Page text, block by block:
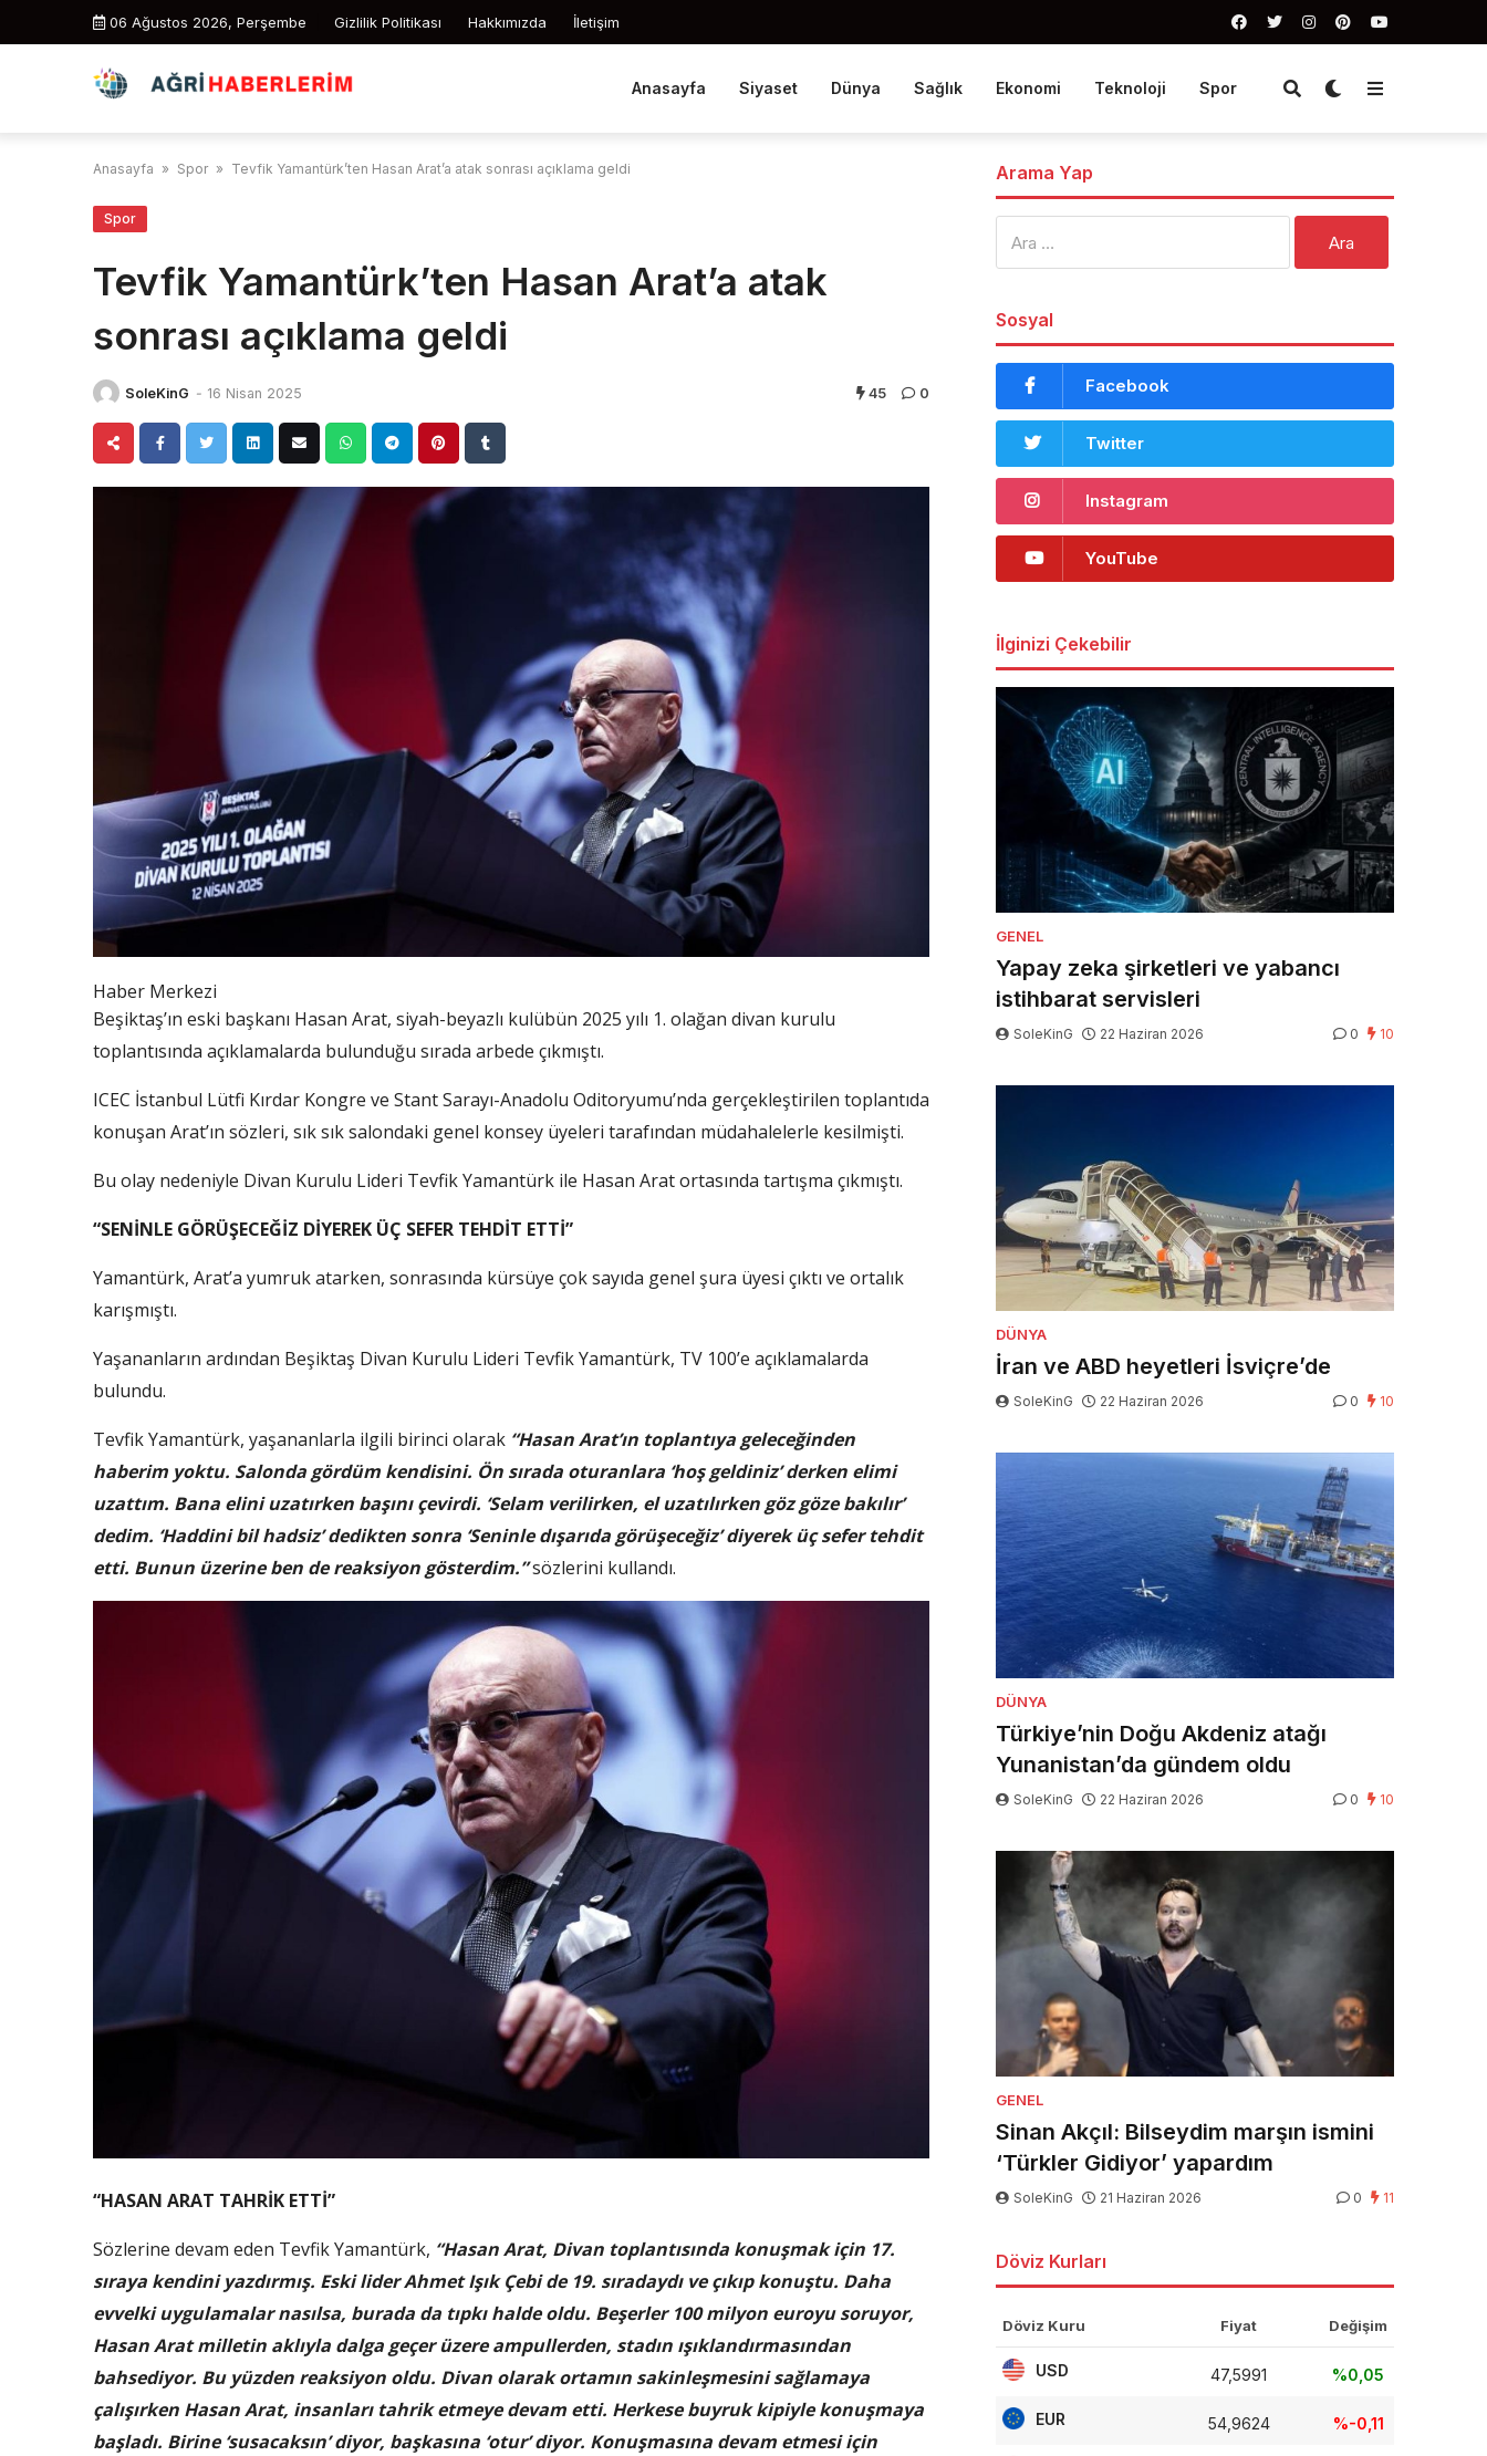
06 Ağustos 2026, Perşembe Gizlilik Politikası Hakkımızda İletişim
Anasayfa Siyaset Dünya Sağlık Ekonomi Teknoloji Spor
Anasayfa » Spor » Tevfik Yamantürk’ten Hasan Arat’a atak sonrası açıklama geldi
Spor
Tevfik Yamantürk’ten Hasan Arat’a atak
sonrası açıklama geldi
SoleKinG - 16 Nisan 2025 45 0
Haber Merkezi
Beşiktaş’ın eski başkanı Hasan Arat, siyah-beyazlı kulübün 2025 yılı 1. olağan divan kurulu
toplantısında açıklamalarda bulunduğu sırada arbede çıkmıştı.
ICEC İstanbul Lütfi Kırdar Kongre ve Stant Sarayı-Anadolu Oditoryumu’nda gerçekleştirilen toplantıda
konuşan Arat’ın sözleri, sık sık salondaki genel konsey üyeleri tarafından müdahalelerle kesilmişti.
Bu olay nedeniyle Divan Kurulu Lideri Tevfik Yamantürk ile Hasan Arat ortasında tartışma çıkmıştı.
“SENİNLE GÖRÜŞECEĞİZ DİYEREK ÜÇ SEFER TEHDİT ETTİ”
Yamantürk, Arat’a yumruk atarken, sonrasında kürsüye çok sayıda genel şura üyesi çıktı ve ortalık
karışmıştı.
Yaşananların ardından Beşiktaş Divan Kurulu Lideri Tevfik Yamantürk, TV 100’e açıklamalarda
bulundu.
Tevfik Yamantürk, yaşananlarla ilgili birinci olarak “Hasan Arat’ın toplantıya geleceğinden
haberim yoktu. Salonda gördüm kendisini. Ön sırada oturanlara ‘hoş geldiniz’ derken elimi
uzattım. Bana elini uzatırken başını çevirdi. ‘Selam verilirken, el uzatılırken göz göze bakılır’
dedim. ‘Haddini bil hadsiz’ dedikten sonra ‘Seninle dışarıda görüşeceğiz’ diyerek üç sefer tehdit
etti. Bunun üzerine ben de reaksiyon gösterdim.”sözlerini kullandı.
“HASAN ARAT TAHRİK ETTİ”
Sözlerine devam eden Tevfik Yamantürk, “Hasan Arat, Divan toplantısında konuşmak için 17.
sıraya kendini yazdırmış. Eski lider Ahmet Işık Çebi de 19. sıradaydı ve çıkıp konuştu. Daha
evvelki uygulamalar nasılsa, burada da tıpkı halde oldu. Beşerler 100 milyon euroyu soruyor,
Hasan Arat milletin aklıyla dalga geçer üzere ampullerden, stadın ışıklandırmasından
bahsediyor. Bu yüzden reaksiyon oldu. Divan olarak ortamın sakinleşmesini sağlamaya
çalışırken Hasan Arat, insanları tahrik etmeye devam etti. Herkese buyruk kipiyle konuşmaya
başladı. Birine ‘susacaksın’ diyor, başkasına ‘otur’ diyor. Konuşmasına devam etmesi için
Arama Yap
Sosyal
Facebook
Twitter
Instagram
YouTube
İlginizi Çekebilir
GENEL
Yapay zeka şirketleri ve yabancı
istihbarat servisleri
SoleKinG 22 Haziran 2026 0 10
DÜNYA
İran ve ABD heyetleri İsviçre’de
SoleKinG 22 Haziran 2026 0 10
DÜNYA
Türkiye’nin Doğu Akdeniz atağı
Yunanistan’da gündem oldu
SoleKinG 22 Haziran 2026 0 10
GENEL
Sinan Akçıl: Bilseydim marşın ismini
‘Türkler Gidiyor’ yapardım
SoleKinG 21 Haziran 2026 0 11
Döviz Kurları
Döviz Kuru Fiyat Değişim
USD 47,5991 %0,05
EUR 54,9624 %-0,11